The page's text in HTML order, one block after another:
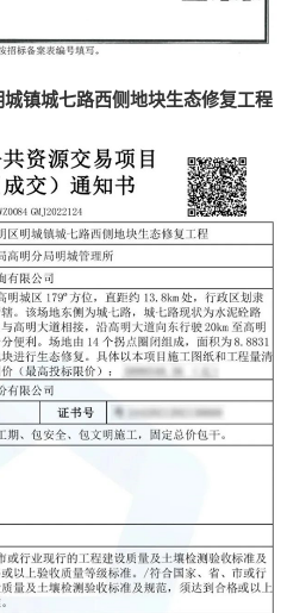
镇城七路西侧地块生态修复工程